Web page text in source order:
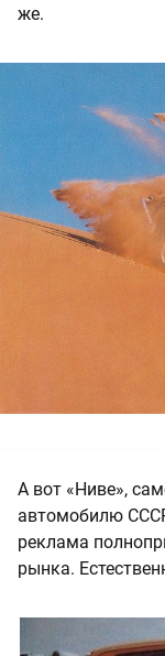
же.
А вот «Ниве»,
автомобилю
реклама
рынка.